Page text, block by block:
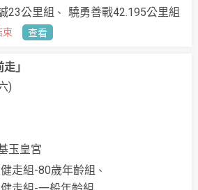
23公里組
驍勇善戰42.195公里組
束 查看
)
」
玉皇宮
走組-80歲年齡組